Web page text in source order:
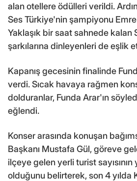
alan otellere ödülleri verildi.
Ses Türkiye'nin şampiyonu Emre
Yaklaşık bir saat sahnede kalan
şarkılarına dinleyenleri de eşlik
Kapanış gecesinin finalinde
verdi. Sıcak havaya rağmen
dolduranlar, Funda Arar'ın
eğlendi.
Konser arasında konuşan
Başkanı Mustafa Gül, göreve
ilçeye gelen yerli turist
olduğunu belirterek, son 4 yılda